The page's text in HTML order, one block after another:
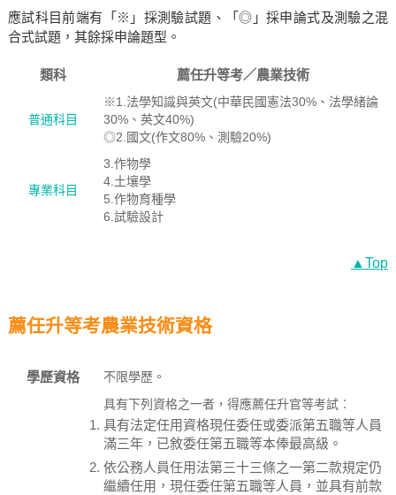
應試科目前端有「※」採測驗試題、「◎」採申論式及測驗之混
合式試題，其餘採申論題型。
類科 薦任升等考／農業技術
普通科目
※1.法學知識與英文(中華民國憲法30%、法學緒論
30%、英文40%)
◎2.國文(作文80%、測驗20%)
專業科目
3.作物學
4.土壤學
5.作物育種學
6.試驗設計
▲Top
薦任升等考農業技術資格
學歷資格 不限學歷。
具有下列資格之一者，得應薦任升官等考試︰
具有法定任用資格現任委任或委派第五職等人員
滿三年，已敘委任第五職等本俸最高級。
依公務人員任用法第三十三條之一第二款規定仍
繼續任用，現任委任第五職等人員，並具有前款